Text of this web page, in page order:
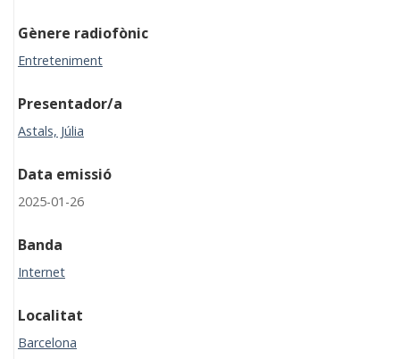
Gènere radiofònic
Entreteniment
Presentador/a
Astals, Júlia
Data emissió
2025-01-26
Banda
Internet
Localitat
Barcelona